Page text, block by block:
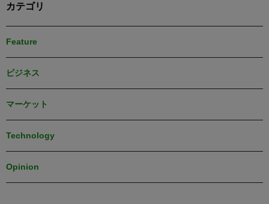
カテゴリ
Feature
ビジネス
マーケット
Technology
Opinion